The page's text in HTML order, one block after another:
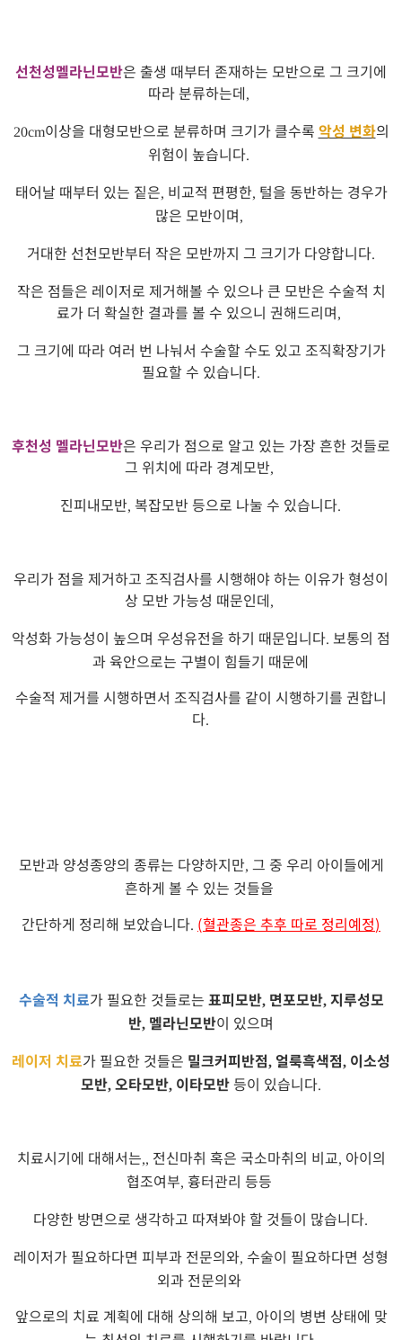
선천성멜라닌모반은 출생 때부터 존재하는 모반으로 그 크기에
따라 분류하는데,
20cm이상을 대형모반으로 분류하며 크기가 클수록 악성 변화의
위험이 높습니다.
태어날 때부터 있는 짙은, 비교적 편평한, 털을 동반하는 경우가
많은 모반이며,
거대한 선천모반부터 작은 모반까지 그 크기가 다양합니다.
작은 점들은 레이저로 제거해볼 수 있으나 큰 모반은 수술적 치
료가 더 확실한 결과를 볼 수 있으니 권해드리며,
그 크기에 따라 여러 번 나눠서 수술할 수도 있고 조직확장기가
필요할 수 있습니다.
후천성 멜라닌모반은 우리가 점으로 알고 있는 가장 흔한 것들로
그 위치에 따라 경계모반,
진피내모반,복잡모반 등으로 나눌 수 있습니다.
우리가 점을 제거하고 조직검사를 시행해야 하는 이유가 형성이
상 모반 가능성 때문인데,
악성화 가능성이 높으며 우성유전을 하기 때문입니다.보통의 점
과 육안으로는 구별이 힘들기 때문에
수술적 제거를 시행하면서 조직검사를 같이 시행하기를 권합니
다.
모반과 양성종양의 종류는 다양하지만, 그 중 우리 아이들에게
흔하게 볼 수 있는 것들을
간단하게 정리해 보았습니다. (혈관종은 추후 따로 정리예정)
수술적 치료가 필요한 것들로는 표피모반, 면포모반, 지루성모
반, 멜라닌모반이 있으며
레이저 치료가 필요한 것들은 밀크커피반점,얼룩흑색점, 이소성
모반, 오타모반, 이타모반등이 있습니다.
치료시기에 대해서는,, 전신마취 혹은 국소마취의 비교, 아이의
협조여부, 흉터관리 등등
다양한 방면으로 생각하고 따져봐야 할 것들이 많습니다.
레이저가 필요하다면 피부과 전문의와,수술이 필요하다면 성형
외과 전문의와
앞으로의 치료 계획에 대해 상의해 보고, 아이의 병변 상태에 맞